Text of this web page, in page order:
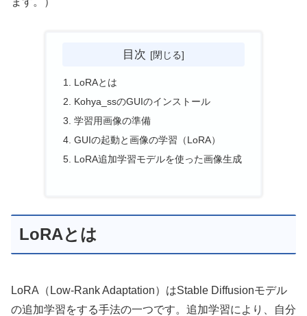
目次
LoRAとは
Kohya_ssのGUIのインストール
学習用画像の準備
GUIの起動と画像の学習（LoRA）
LoRA追加学習モデルを使った画像生成
LoRAとは
LoRA（Low-Rank Adaptation）はStable Diffusionモデル
の追加学習をする手法の一つです。追加学習により、自分